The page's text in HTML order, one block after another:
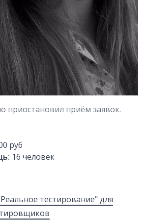
приостановил приём заявок.
руб
16 человек
тестирование" для